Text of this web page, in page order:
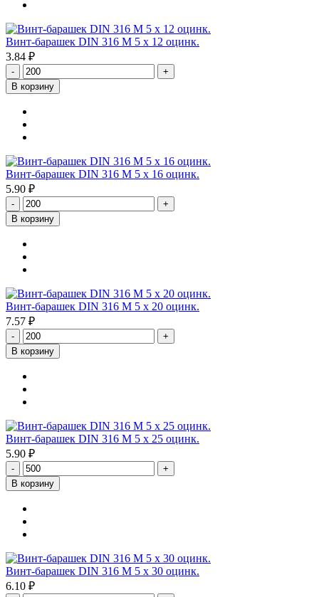
Винт-барашек DIN 316 М 5 х 12 оцинк.
3.84 ₽
-
+
В корзину
Винт-барашек DIN 316 М 5 х 16 оцинк.
5.90 ₽
-
+
В корзину
Винт-барашек DIN 316 М 5 х 20 оцинк.
7.57 ₽
-
+
В корзину
Винт-барашек DIN 316 М 5 х 25 оцинк.
5.90 ₽
-
+
В корзину
Винт-барашек DIN 316 М 5 х 30 оцинк.
6.10 ₽